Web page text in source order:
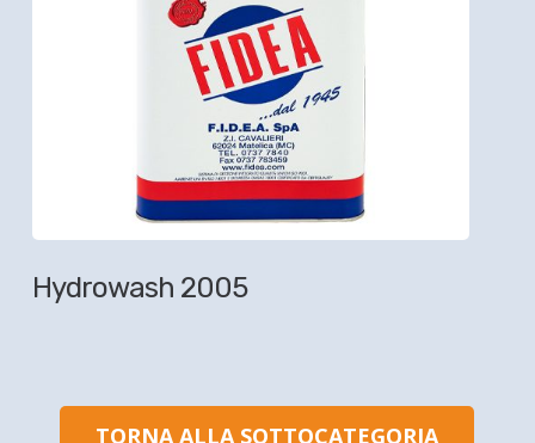
Hydrowash 2005
TORNA ALLA SOTTOCATEGORIA